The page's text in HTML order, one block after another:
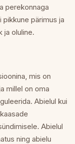
perekonnaga
pärimus ja
ja oluline.
mis on
millel on oma
Abielul kui
Abielul
ning abielu